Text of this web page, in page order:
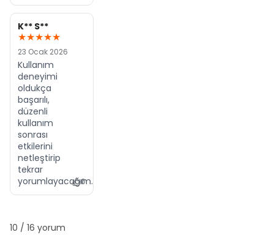
K** S**
★★★★★
23 Ocak 2026
Kullanım
deneyimi
oldukça
başarılı,
düzenli
kullanım
sonrası
etkilerini
netleştirip
tekrar
yorumlayacağım.
0
10 / 16 yorum